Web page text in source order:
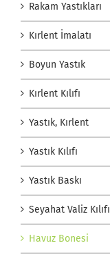
Rakam Yastıkları
Kırlent İmalatı
Boyun Yastık
Kırlent Kılıfı
Yastık, Kırlent
Yastık Kılıfı
Yastık Baskı
Seyahat Valiz Kılıfı
Havuz Bonesi